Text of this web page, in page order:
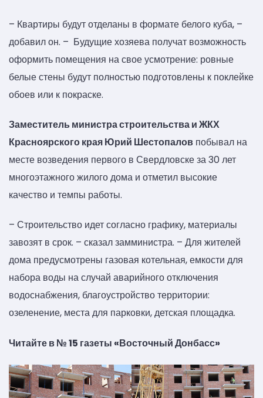
– Квартиры будут отделаны в формате белого куба, –
добавил он. – Будущие хозяева получат возможность
оформить помещения на свое усмотрение: ровные
белые стены будут полностью подготовлены к поклейке
обоев или к покраске.
Заместитель министра строительства и ЖКХ
Красноярского края Юрий Шестопалов побывал на
месте возведения первого в Свердловске за 30 лет
многоэтажного жилого дома и отметил высокие
качество и темпы работы.
– Строительство идет согласно графику, материалы
завозят в срок. – сказал замминистра. – Для жителей
дома предусмотрены газовая котельная, емкости для
набора воды на случай аварийного отключения
водоснабжения, благоустройство территории:
озеленение, места для парковки, детская площадка.
Читайте в № 15 газеты «Восточный Донбасс»